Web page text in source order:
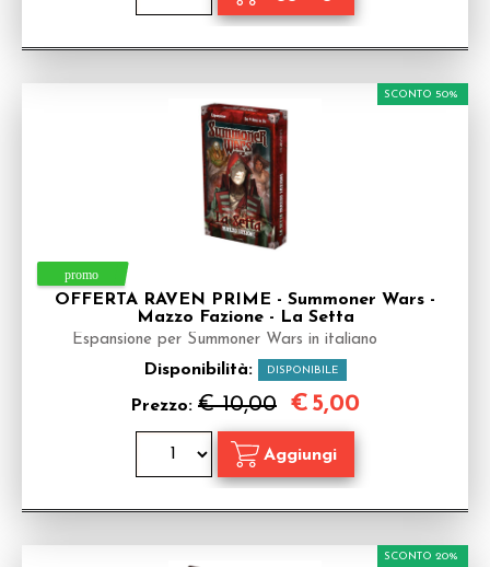
OFFERTA RAVEN PRIME - Summoner Wars -
Mazzo Fazione - La Setta
Espansione per Summoner Wars in italiano
Disponibilità: DISPONIBILE
Prezzo: € 10,00
SCONTO 50%
€ 5,00
SCONTO 20%